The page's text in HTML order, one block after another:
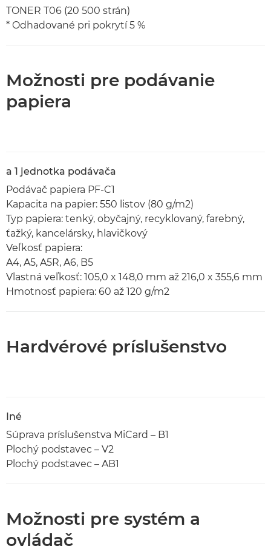
TONER T06 (20 500 strán)
* Odhadované pri pokrytí 5 %
Možnosti pre podávanie
papiera
a 1 jednotka podávača
Podávač papiera PF-C1
Kapacita na papier: 550 listov (80 g/m2)
Typ papiera: tenký, obyčajný, recyklovaný, farebný,
ťažký, kancelársky, hlavičkový
Veľkosť papiera:
A4, A5, A5R, A6, B5
Vlastná veľkosť: 105,0 x 148,0 mm až 216,0 x 355,6 mm
Hmotnosť papiera: 60 až 120 g/m2
Hardvérové príslušenstvo
Iné
Súprava príslušenstva MiCard – B1
Plochý podstavec – V2
Plochý podstavec – AB1
Možnosti pre systém a
ovládač